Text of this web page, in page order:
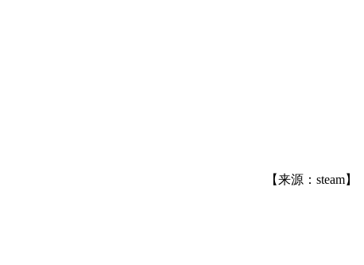
【来源：steam】